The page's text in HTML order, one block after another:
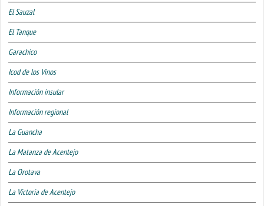
El Sauzal
El Tanque
Garachico
Icod de los Vinos
Información insular
Información regional
La Guancha
La Matanza de Acentejo
La Orotava
La Victoria de Acentejo